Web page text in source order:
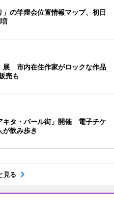
」の竿燈会位置情報マップ、初日
展 市内在住作家がロックな作品
売も
キタ・バール街」開催 電子チケ
飲み歩き
見る